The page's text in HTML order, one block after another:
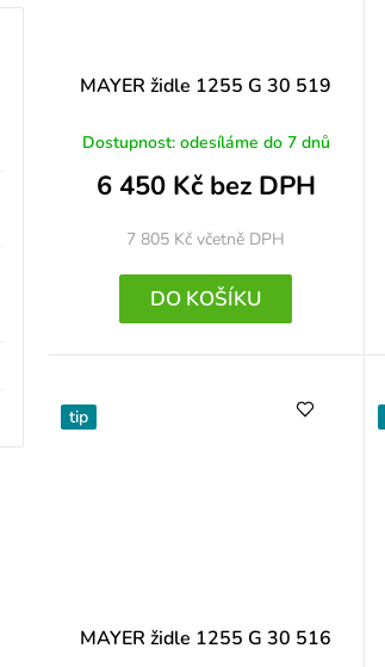
je 5 z 5 hvězdiček.
je 5 z 5 hvězdiček.
je 5 z 5 hvězdiček.
je 5 z 5 hvězdiček.
MAYER židle 1255 G 30 519
Dostupnost: odesíláme do 7 dnů
6 450 Kč bez DPH
7 805 Kčvčetně DPH
DO KOŠÍKU
tip
MAYER židle 1255 G 30 516